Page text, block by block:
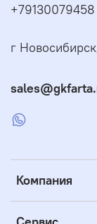
Компания
+79130079458
г